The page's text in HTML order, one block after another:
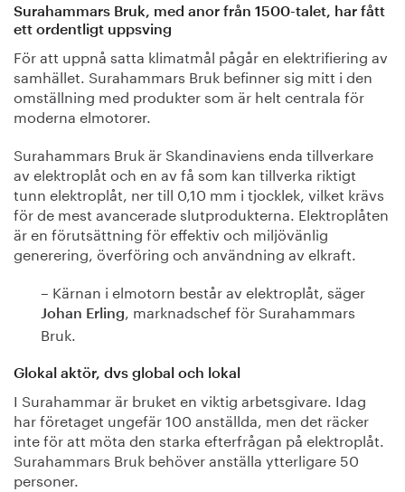
Surahammars Bruk, med anor från 1500-talet, har fått
ett ordentligt uppsving
För att uppnå satta klimatmål pågår en elektrifiering av
samhället. Surahammars Bruk befinner sig mitt i den
omställning med produkter som är helt centrala för
moderna elmotorer.
Surahammars Bruk är Skandinaviens enda tillverkare
av elektroplåt och en av få som kan tillverka riktigt
tunn elektroplåt, ner till 0,10 mm i tjocklek, vilket krävs
för de mest avancerade slutprodukterna. Elektroplåten
är en förutsättning för effektiv och miljövänlig
generering, överföring och användning av elkraft.
– Kärnan i elmotorn består av elektroplåt, säger
Johan Erling, marknadschef för Surahammars
Bruk.
Glokal aktör, dvs global och lokal
I Surahammar är bruket en viktig arbetsgivare. Idag
har företaget ungefär 100 anställda, men det räcker
inte för att möta den starka efterfrågan på elektroplåt.
Surahammars Bruk behöver anställa ytterligare 50
personer.